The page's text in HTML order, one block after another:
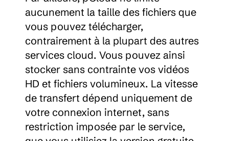
aucunement la taille des fichiers que
vous pouvez télécharger,
contrairement à la plupart des autres
services cloud. Vous pouvez ainsi
stocker sans contrainte vos vidéos
HD et fichiers volumineux. La vitesse
de transfert dépend uniquement de
votre connexion internet, sans
restriction imposée par le service,